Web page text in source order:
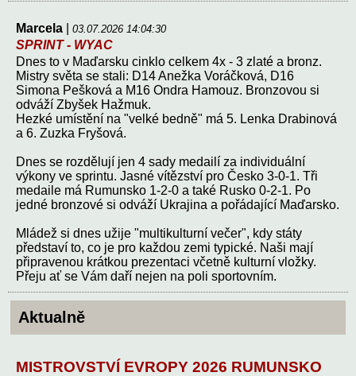
Marcela 03.07.2026 14:04:30
SPRINT - WYAC
Dnes to v Maďarsku cinklo celkem 4x - 3 zlaté a bronz.
Mistry světa se stali: D14 Anežka Voráčková, D16
Simona Pešková a M16 Ondra Hamouz. Bronzovou si
odváží Zbyšek Hažmuk.
Hezké umístění na "velké bedně" má 5. Lenka Drabinová
a 6. Zuzka Fryšová.
Dnes se rozdělují jen 4 sady medailí za individuální
výkony ve sprintu. Jasné vítězství pro Česko 3-0-1. Tři
medaile má Rumunsko 1-2-0 a také Rusko 0-2-1. Po
jedné bronzové si odváží Ukrajina a pořádající Maďarsko.
Mládež si dnes užije "multikulturní večer", kdy státy
představí to, co je pro každou zemi typické. Naši mají
připravenou krátkou prezentaci včetně kulturní vložky.
Přeju ať se Vám daří nejen na poli sportovním.
Aktualně
MISTROVSTVÍ EVROPY 2026 RUMUNSKO